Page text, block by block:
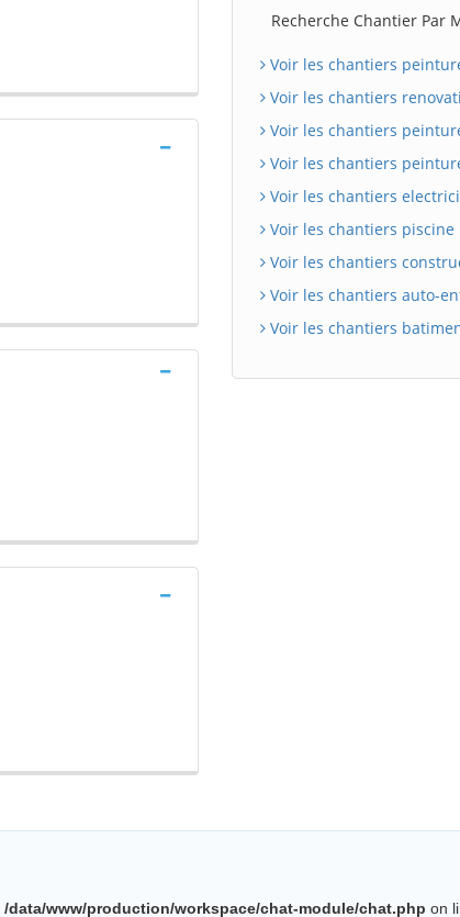
Recherche Chantier Par
Voir les chantiers
Voir les chantiers
Voir les chantiers
Voir les chantiers
Voir les chantiers
Voir les chantiers piscine
Voir les chantiers
Voir les chantiers auto-
Voir les chantiers
/data/www/production/workspace/chat-module/chat.php on